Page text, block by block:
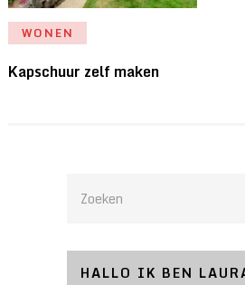
WONEN
Kapschuur zelf maken
HALLO IK BEN